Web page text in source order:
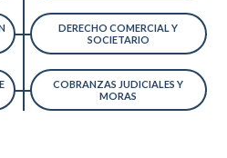
DERECHO COMERCIAL Y
SOCIETARIO
COBRANZAS JUDICIALES Y
MORAS